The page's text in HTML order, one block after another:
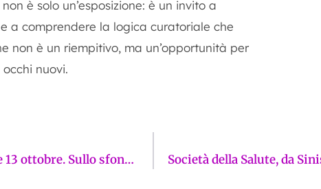
è solo un’esposizione: è un invito a
a comprendere la logica curatoriale che
non è un riempitivo, ma un’opportunità per
nuovi.
È ufficiale: in Toscana si andrà al voto il 12 e 13 ottobre. Sullo sfondo, i nodi crisi economica, criminalità, Cerbero e Sollicciano. La Firenze sui giornali di mercoledì 13 agosto